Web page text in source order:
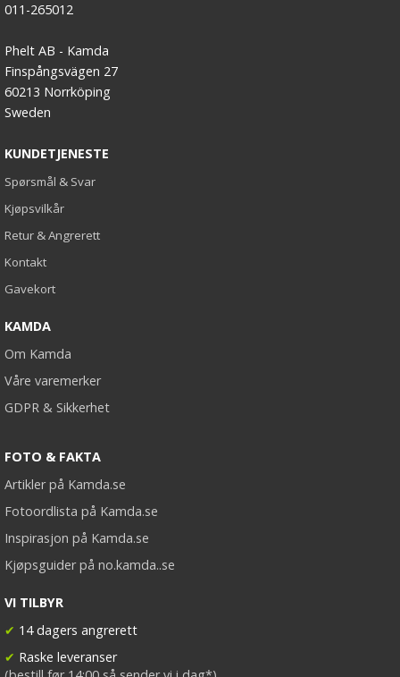
011-265012
Phelt AB - Kamda
Finspångsvägen 27
60213 Norrköping
Sweden
KUNDETJENESTE
Spørsmål & Svar
Kjøpsvilkår
Retur & Angrerett
Kontakt
Gavekort
KAMDA
Om Kamda
Våre varemerker
GDPR & Sikkerhet
FOTO & FAKTA
Artikler på Kamda.se
Fotoordlista på Kamda.se
Inspirasjon på Kamda.se
Kjøpsguider på no.kamda..se
VI TILBYR
✔ 14 dagers angrerett
✔ Raske leveranser